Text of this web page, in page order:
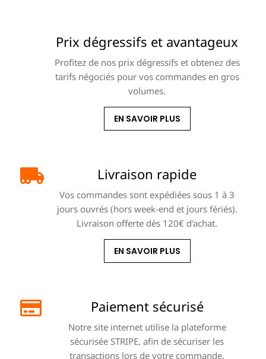
Prix dégressifs et avantageux
Profitez de nos prix dégressifs et obtenez des
tarifs négociés pour vos commandes en gros
volumes.
EN SAVOIR PLUS
Livraison rapide
Vos commandes sont expédiées sous 1 à 3
jours ouvrés (hors week-end et jours fériés).
Livraison offerte dès 120€ d'achat.
EN SAVOIR PLUS
Paiement sécurisé
Notre site internet utilise la plateforme
sécurisée STRIPE, afin de sécuriser les
transactions lors de votre commande.